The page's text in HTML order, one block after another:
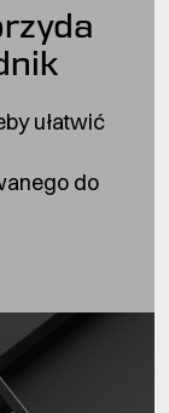
ułatwić
do